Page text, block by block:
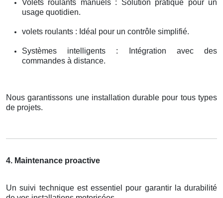
Volets roulants manuels : Solution pratique pour un
usage quotidien.
volets roulants : Idéal pour un contrôle simplifié.
Systèmes intelligents : Intégration avec des
commandes à distance.
Nous garantissons une installation durable pour tous types
de projets.
4. Maintenance proactive
Un suivi technique est essentiel pour garantir la durabilité